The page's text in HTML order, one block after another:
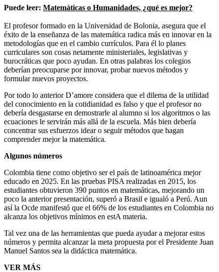
Puede leer: Matemáticas o Humanidades, ¿qué es mejor?
El profesor formado en la Universidad de Bolonia, asegura que el
éxito de la enseñanza de las matemática radica más en innovar en la
metodologías que en el cambio currículos. Para él lo planes
curriculares son cosas netamente ministeriales, legislativas y
burocráticas que poco ayudan. En otras palabras los colegios
deberían preocuparse por innovar, probar nuevos métodos y
formular nuevos proyectos.
Por todo lo anterior D’amore considera que el dilema de la utilidad
del conocimiento en la cotidianidad es falso y que el profesor no
debería desgastarse en demostrarle al alumno si los algoritmos o las
ecuaciones le servirán más allá de la escuela. Más bien debería
concentrar sus esfuerzos idear o seguir métodos que hagan
comprender mejor la matemática.
Algunos números
Colombia tiene como objetivo ser el país de latinoamérica mejor
educado en 2025. En las pruebas PISA realizadas en 2015, los
estudiantes obtuvieron 390 puntos en matemáticas, mejorando un
poco la anterior presentación, superó a Brasil e igualó a Perú. Aun
así la Ocde manifestó que el 66% de los estudiantes en Colombia no
alcanza los objetivos mínimos en estA materia.
Tal vez una de las herramientas que pueda ayudar a mejorar estos
números y permita alcanzar la meta propuesta por el Presidente Juan
Manuel Santos sea la didáctica matemática.
VER MÁS